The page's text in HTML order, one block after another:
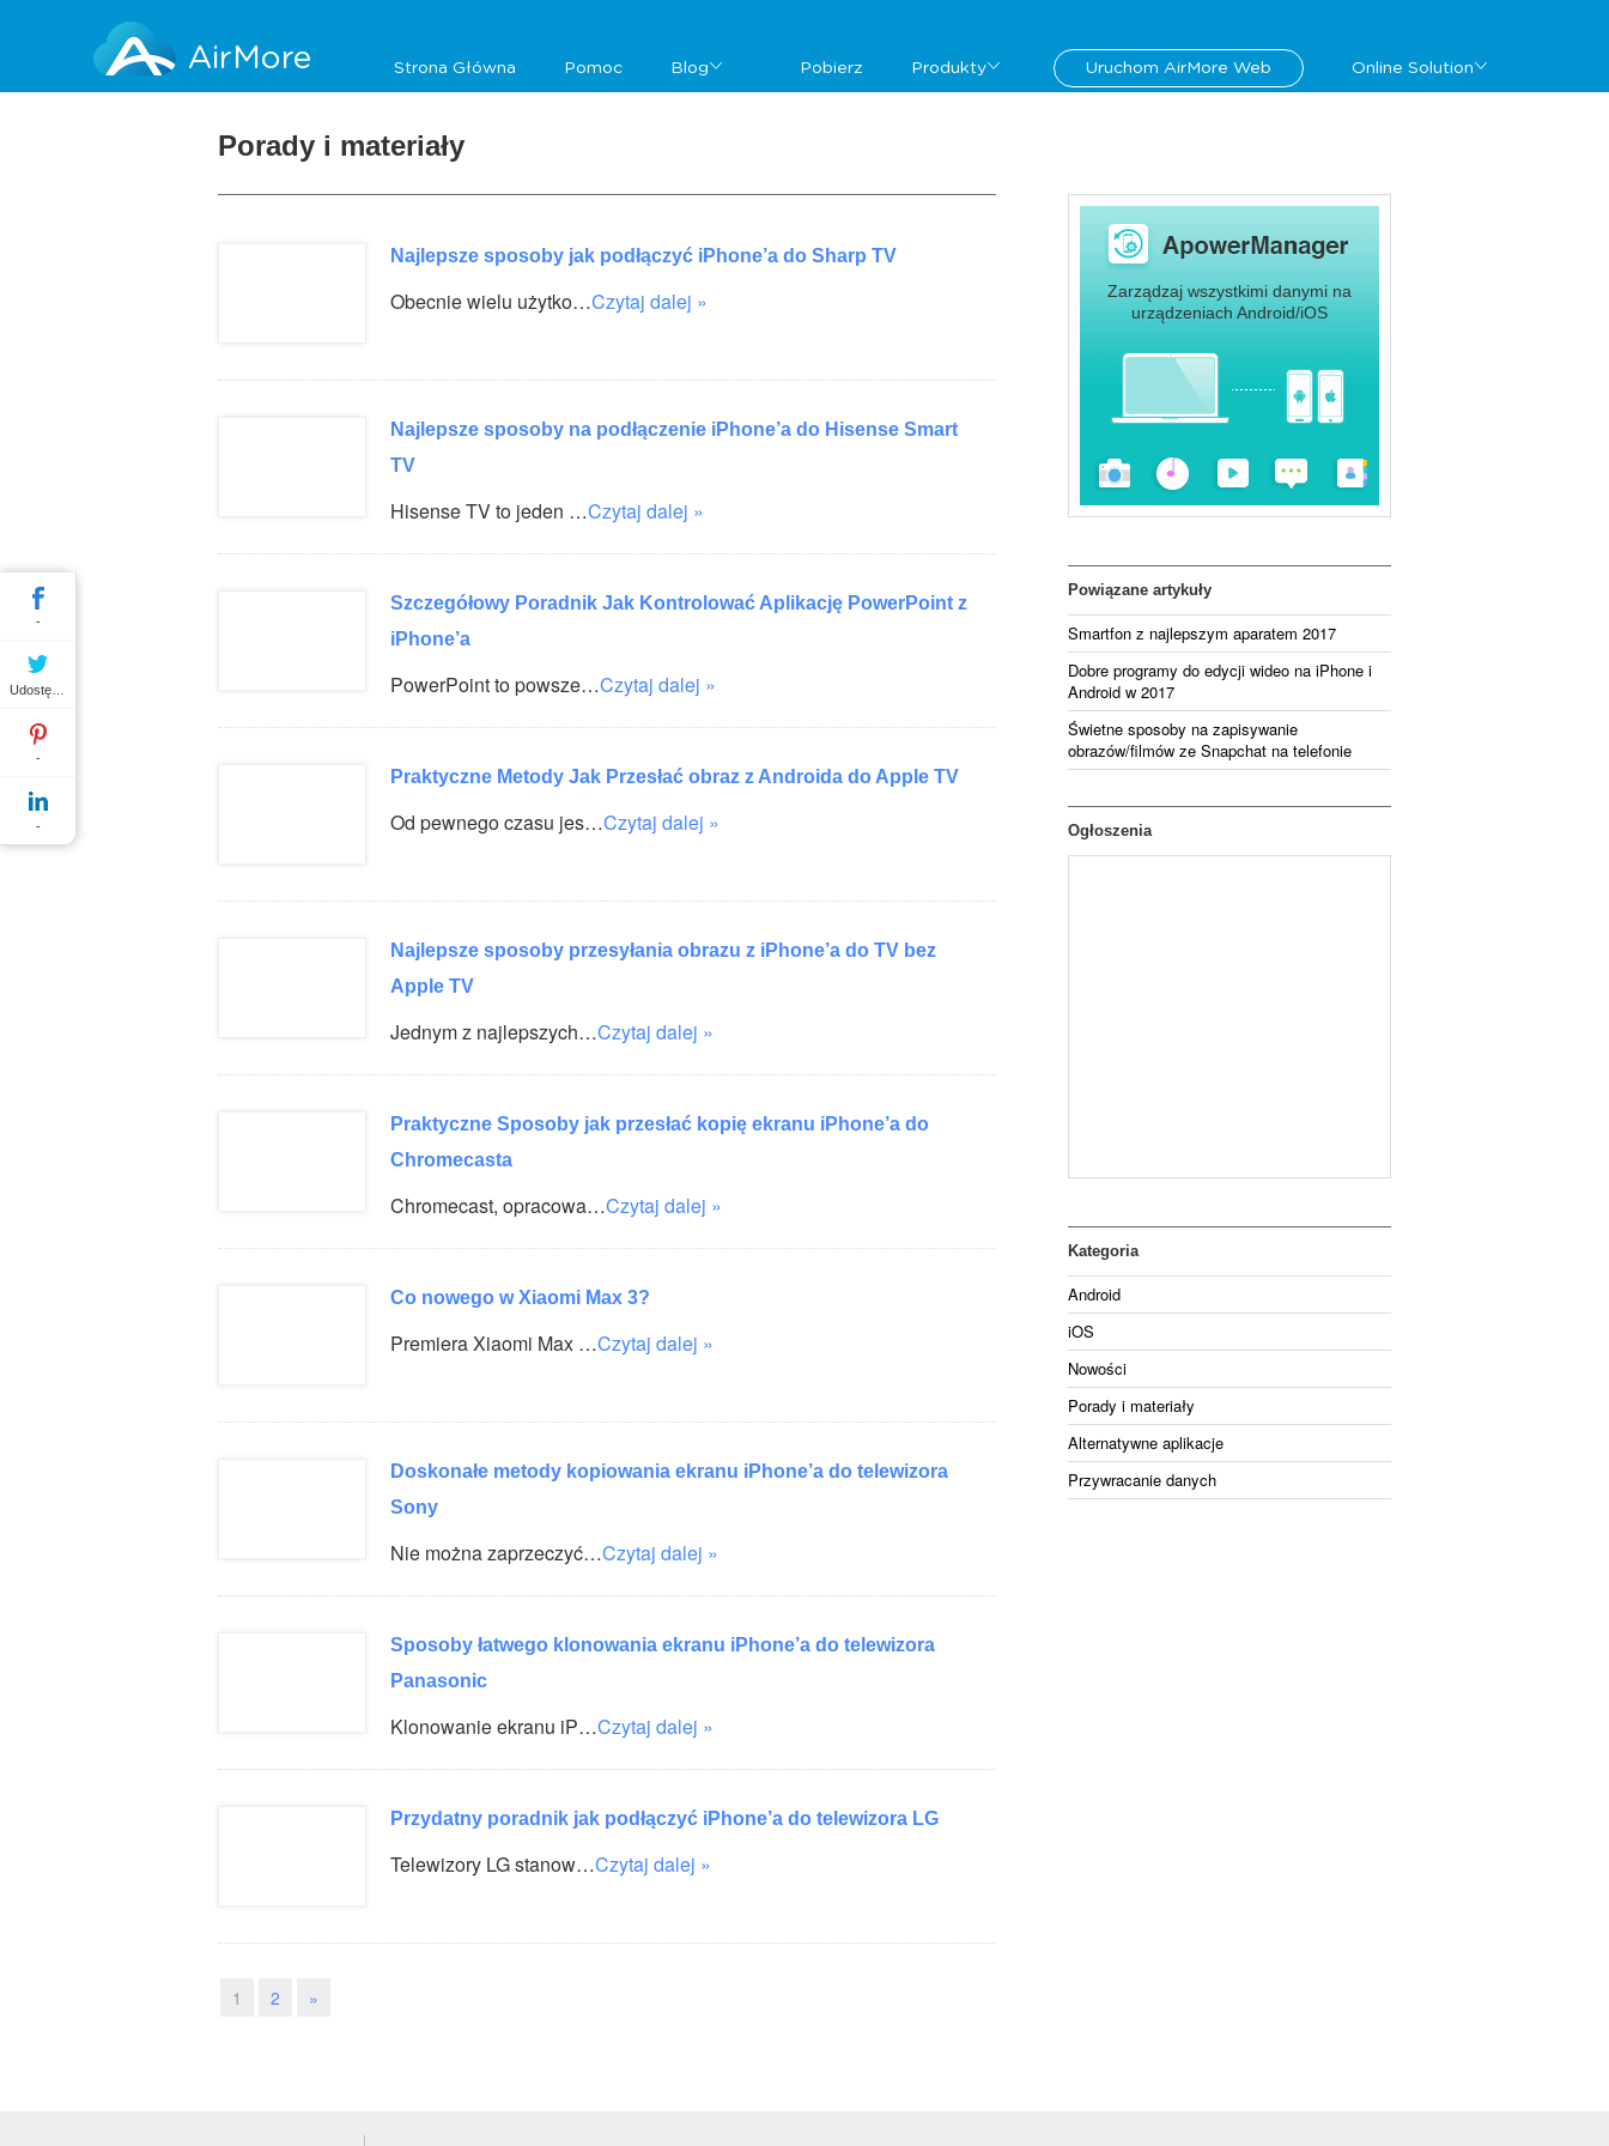
AirMore Strona Główna Pomoc Blog Pobierz Produkty Uruchom AirMore Web Online Solution
Porady i materiały
Najlepsze sposoby jak podłączyć iPhone’a do Sharp TV
Obecnie wielu użytko…Czytaj dalej »
Najlepsze sposoby na podłączenie iPhone’a do Hisense Smart
TV
Hisense TV to jeden …Czytaj dalej »
Szczegółowy Poradnik Jak Kontrolować Aplikację PowerPoint z
iPhone’a
PowerPoint to powsze…Czytaj dalej »
Praktyczne Metody Jak Przesłać obraz z Androida do Apple TV
Od pewnego czasu jes…Czytaj dalej »
Najlepsze sposoby przesyłania obrazu z iPhone’a do TV bez
Apple TV
Jednym z najlepszych…Czytaj dalej »
Praktyczne Sposoby jak przesłać kopię ekranu iPhone’a do
Chromecasta
Chromecast, opracowa…Czytaj dalej »
Co nowego w Xiaomi Max 3?
Premiera Xiaomi Max …Czytaj dalej »
Doskonałe metody kopiowania ekranu iPhone’a do telewizora
Sony
Nie można zaprzeczyć…Czytaj dalej »
Sposoby łatwego klonowania ekranu iPhone’a do telewizora
Panasonic
Klonowanie ekranu iP…Czytaj dalej »
Przydatny poradnik jak podłączyć iPhone’a do telewizora LG
Telewizory LG stanow…Czytaj dalej »
1 2 »
Zarządzaj wszystkimi danymi na
urządzeniach Android/iOS
Powiązane artykuły
Smartfon z najlepszym aparatem 2017
Dobre programy do edycji wideo na iPhone i
Android w 2017
Świetne sposoby na zapisywanie
obrazów/filmów ze Snapchat na telefonie
Ogłoszenia
Kategoria
Android
iOS
Nowości
Porady i materiały
Alternatywne aplikacje
Przywracanie danych
-
-
-